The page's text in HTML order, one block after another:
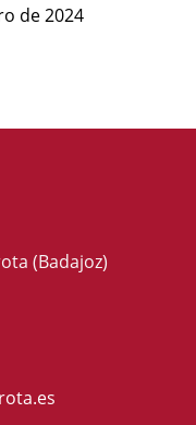
de 2024
(Badajoz)